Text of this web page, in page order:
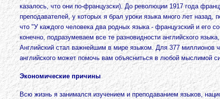
казалось, что они по-французски). До революции 1917 года
преподавателей, у которых я брал уроки языка много лет
что "У каждого человека два родных языка - французский и его
конечно, подразумеваем все те разновидности английского
Английский стал важнейшим в мире языком. Для 377 миллионов
английского может помочь вам объясниться в любой мыслимой
Экономические причины
Всю жизнь я занимался изучением и преподаванием языков,